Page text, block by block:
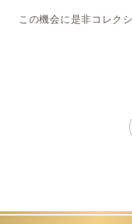
この機会に是非コレク